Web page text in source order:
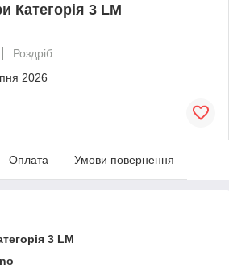
Категорія 3 LM
Роздріб
2026
Оплата Умови повернення
3 LM